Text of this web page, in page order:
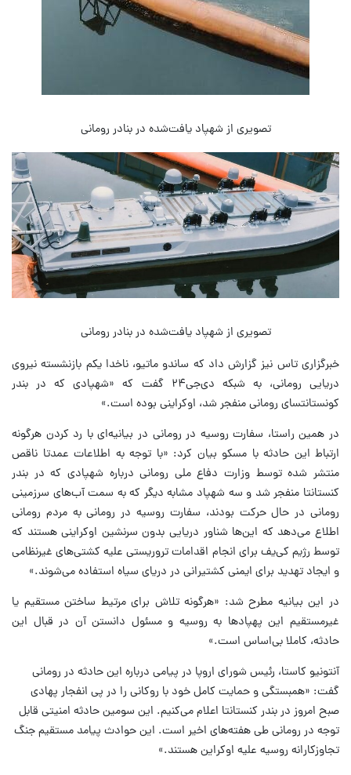
تصویری از شهپاد یافت‌شده در بنادر رومانی
تصویری از شهپاد یافت‌شده در بنادر رومانی
خبرگزاری تاس نیز گزارش داد که ساندو ماتیو، ناخدا یکم بازنشسته نیروی
دریایی رومانی، به شبکه دی‌جی۲۴ گفت که «شهپادی که در بندر
کونستانتسای رومانی منفجر شد، اوکراینی بوده است.»
در همین راستا، سفارت روسیه در رومانی در بیانیه‌ای با رد کردن هرگونه
ارتباط این حادثه با مسکو بیان کرد: «با توجه به اطلاعات عمدتا ناقص
منتشر شده توسط وزارت دفاع ملی رومانی درباره شهپادی که در بندر
کنستانتا منفجر شد و سه شهپاد مشابه دیگر که به سمت آب‌های سرزمینی
رومانی در حال حرکت بودند، سفارت روسیه در رومانی به مردم رومانی
اطلاع می‌دهد که این‌ها شناور دریایی بدون سرنشین اوکراینی هستند که
توسط رژیم کی‌یف برای انجام اقدامات تروریستی علیه کشتی‌های غیرنظامی
و ایجاد تهدید برای ایمنی کشتیرانی در دریای سیاه استفاده می‌شوند.»
در این بیانیه مطرح شد: «هرگونه تلاش برای مرتیط ساختن مستقیم یا
غیرمستقیم این پهپادها به روسیه و مسئول دانستن آن در قبال این
حادثه، کاملا بی‌اساس است.»
آنتونیو کاستا، رئیس شورای اروپا در پیامی درباره این حادثه در رومانی
گفت: «همبستگی و حمایت کامل خود با روکانی را در پی انفجار پهادی
صبح امروز در بندر کنستانتا اعلام می‌کنیم. این سومین حادثه امنیتی قابل
توجه در رومانی طی هفته‌های اخیر است. این حوادث پیامد مستقیم جنگ
تجاوزکارانه روسیه علیه اوکراین هستند.»